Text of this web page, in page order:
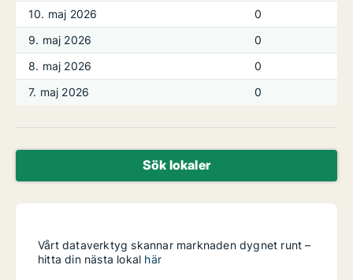
10. maj 2026
0
9. maj 2026
0
8. maj 2026
0
7. maj 2026
0
Sök lokaler
Vårt dataverktyg skannar marknaden dygnet runt –
hitta din nästa lokal här